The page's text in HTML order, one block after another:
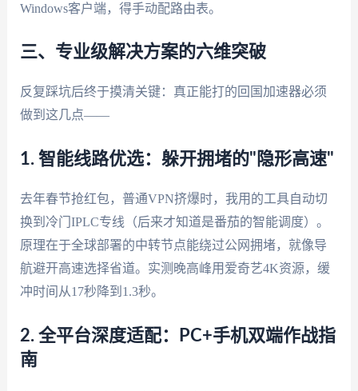
Windows客户端，得手动配路由表。
三、专业级解决方案的六维突破
反复踩坑后终于摸清关键：真正能打的回国加速器必须
做到这几点——
1. 智能线路优选：躲开拥堵的"隐形高速"
去年春节抢红包，普通VPN挤爆时，我用的工具自动切
换到冷门IPLC专线（后来才知道是番茄的智能调度）。
原理在于全球部署的中转节点能绕过公网拥堵，就像导
航避开高速选择省道。实测晚高峰用爱奇艺4K资源，缓
冲时间从17秒降到1.3秒。
2. 全平台深度适配：PC+手机双端作战指
南